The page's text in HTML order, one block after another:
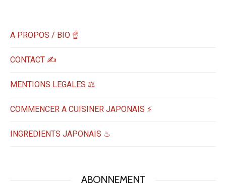
A PROPOS / BIO ☝
CONTACT ✍️
MENTIONS LEGALES ⚖️
COMMENCER A CUISINER JAPONAIS ⚡
INGREDIENTS JAPONAIS ♨
ABONNEMENT